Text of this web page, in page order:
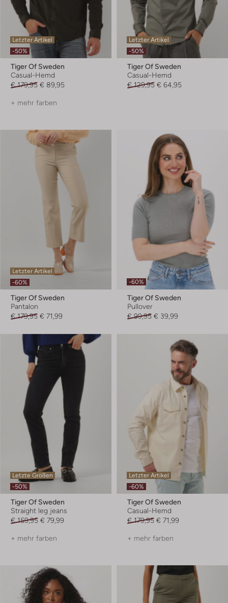
Letzter Artikel
-50%
Tiger Of Sweden
Casual-Hemd
€ 179,95 € 89,95
+ mehr farben
Letzter Artikel
-50%
Tiger Of Sweden
Casual-Hemd
€ 129,95 € 64,95
Letzter Artikel
-60%
Tiger Of Sweden
Pantalon
€ 179,95 € 71,99
-60%
Tiger Of Sweden
Pullover
€ 99,95 € 39,99
Letzte Größen
-50%
Tiger Of Sweden
Straight leg jeans
€ 159,95 € 79,99
+ mehr farben
Letzter Artikel
-60%
Tiger Of Sweden
Casual-Hemd
€ 179,95 € 71,99
+ mehr farben